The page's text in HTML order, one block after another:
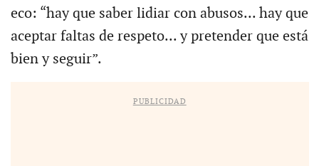
eco: “hay que saber lidiar con abusos... hay que
aceptar faltas de respeto... y pretender que está
bien y seguir”.
PUBLICIDAD